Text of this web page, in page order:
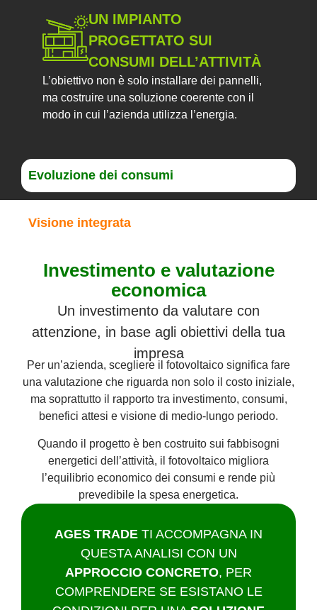
Evoluzione dei consumi
Visione integrata
UN IMPIANTO
PROGETTATO SUI
CONSUMI DELL’ATTIVITÀ
L’obiettivo non è solo installare dei pannelli,
ma costruire una soluzione coerente con il
modo in cui l’azienda utilizza l’energia.
Investimento e valutazione
economica
Un investimento da valutare con
attenzione, in base agli obiettivi della tua
impresa
Per un’azienda, scegliere il fotovoltaico significa fare
una valutazione che riguarda non solo il costo iniziale,
ma soprattutto il rapporto tra investimento, consumi,
benefici attesi e visione di medio-lungo periodo.
Quando il progetto è ben costruito sui fabbisogni
energetici dell’attività, il fotovoltaico migliora
l’equilibrio economico dei consumi e rende più
prevedibile la spesa energetica.
AGES TRADE TI ACCOMPAGNA IN
QUESTA ANALISI CON UN
APPROCCIO CONCRETO, PER
COMPRENDERE SE ESISTANO LE